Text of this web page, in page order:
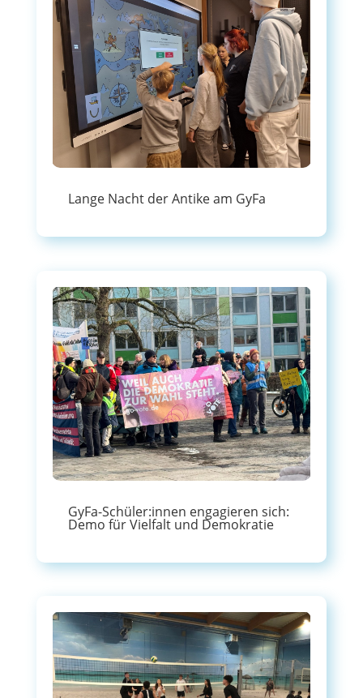
Lange Nacht der Antike am GyFa
GyFa-Schüler:innen engagieren sich:
Demo für Vielfalt und Demokratie